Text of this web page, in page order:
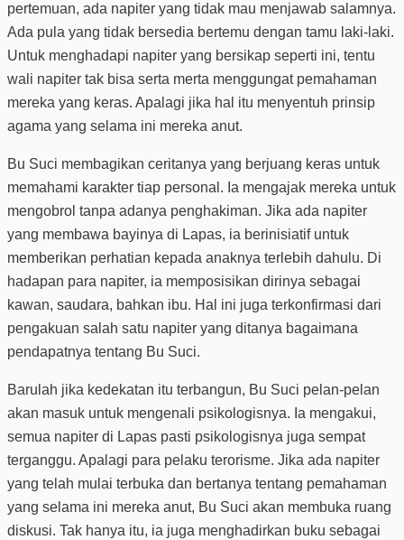
pertemuan, ada napiter yang tidak mau menjawab salamnya.
Ada pula yang tidak bersedia bertemu dengan tamu laki-laki.
Untuk menghadapi napiter yang bersikap seperti ini, tentu
wali napiter tak bisa serta merta menggungat pemahaman
mereka yang keras. Apalagi jika hal itu menyentuh prinsip
agama yang selama ini mereka anut.
Bu Suci membagikan ceritanya yang berjuang keras untuk
memahami karakter tiap personal. Ia mengajak mereka untuk
mengobrol tanpa adanya penghakiman. Jika ada napiter
yang membawa bayinya di Lapas, ia berinisiatif untuk
memberikan perhatian kepada anaknya terlebih dahulu. Di
hadapan para napiter, ia memposisikan dirinya sebagai
kawan, saudara, bahkan ibu. Hal ini juga terkonfirmasi dari
pengakuan salah satu napiter yang ditanya bagaimana
pendapatnya tentang Bu Suci.
Barulah jika kedekatan itu terbangun, Bu Suci pelan-pelan
akan masuk untuk mengenali psikologisnya. Ia mengakui,
semua napiter di Lapas pasti psikologisnya juga sempat
terganggu. Apalagi para pelaku terorisme. Jika ada napiter
yang telah mulai terbuka dan bertanya tentang pemahaman
yang selama ini mereka anut, Bu Suci akan membuka ruang
diskusi. Tak hanya itu, ia juga menghadirkan buku sebagai